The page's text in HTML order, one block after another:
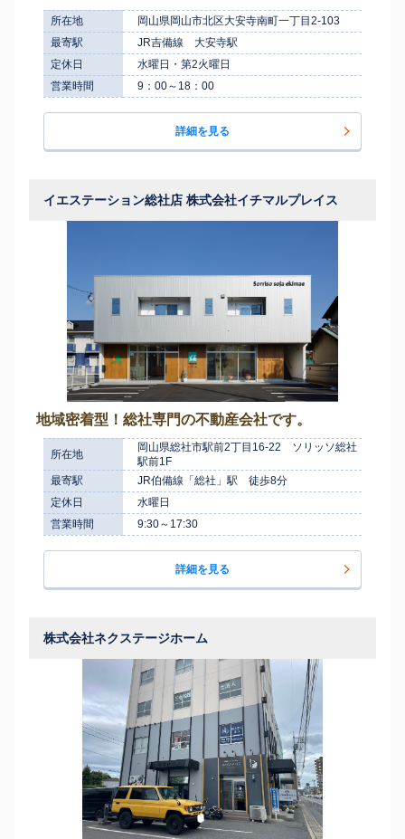
所在地
岡山県岡山市北区大安寺南町一丁目2-103
最寄駅
JR吉備線 大安寺駅
定休日
水曜日・第2火曜日
営業時間
9：00～18：00
詳細を見る
イエステーション総社店 株式会社イチマルプレイス
地域密着型！総社専門の不動産会社です。
所在地
岡山県総社市駅前2丁目16-22 ソリッソ総社
駅前1F
最寄駅
JR伯備線「総社」駅 徒歩8分
定休日
水曜日
営業時間
9:30～17:30
詳細を見る
株式会社ネクステージホーム